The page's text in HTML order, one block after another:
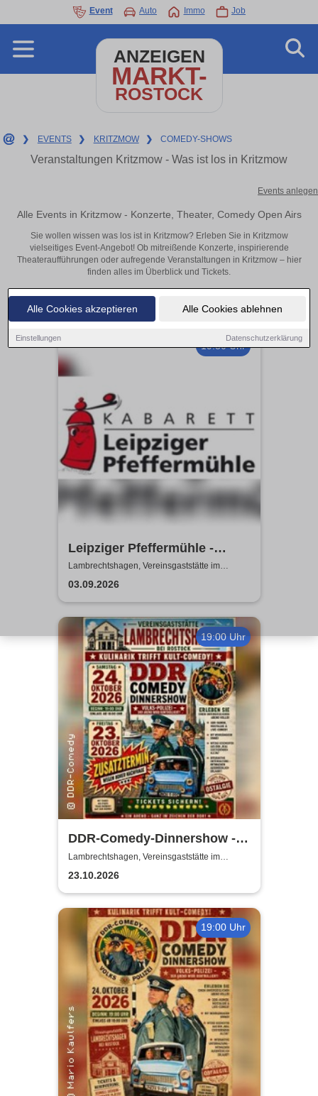
Alle Cookies akzeptieren Alle Cookies ablehnen
Einstellungen Datenschutzerklärung
Event Auto Immo Job
ANZEIGEN
MARKT-
ROSTOCK
❯ EVENTS ❯ KRITZMOW ❯ COMEDY-SHOWS
Veranstaltungen Kritzmow - Was ist los in Kritzmow
Events anlegen
Alle Events in Kritzmow - Konzerte, Theater, Comedy Open Airs
Sie wollen wissen was los ist in Kritzmow? Erleben Sie in Kritzmow
vielseitiges Event-Angebot! Ob mitreißende Konzerte, inspirierende
Theateraufführungen oder aufregende Veranstaltungen in Kritzmow – hier
finden alles im Überblick und Tickets.
19:30 Uhr
Leipziger Pfeffermühle -
Satire mit Biss
Lambrechtshagen, Vereinsgaststätte im
Gemeindezentrum Lambrechtshagen
03.09.2026
19:00 Uhr
DDR-Comedy-Dinnershow -
ZUSATZSHOW
Lambrechtshagen, Vereinsgaststätte im
Gemeindezentrum Lambrechtshagen
23.10.2026
19:00 Uhr